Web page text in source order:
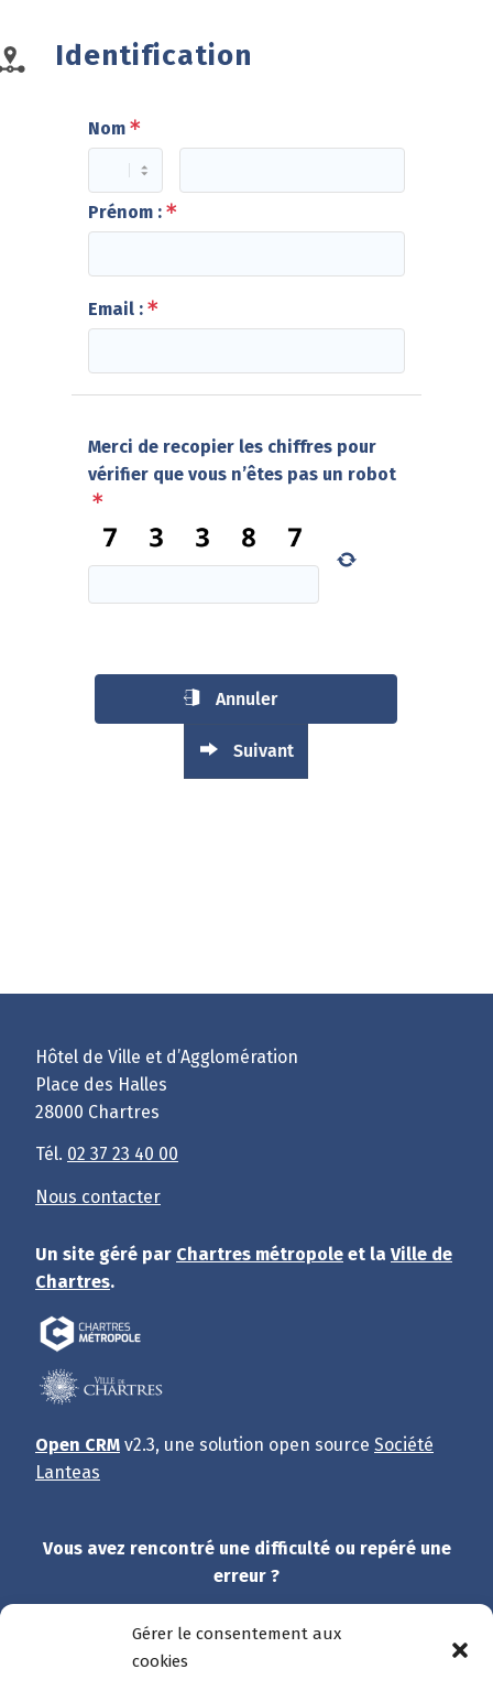
Identification
Nom
Prénom :
Email :
Merci de recopier les chiffres pour
vérifier que vous n’êtes pas un robot
Annuler
Suivant
Gérer le consentement aux
cookies
Hôtel de Ville et d’Agglomération
Place des Halles
28000 Chartres
Tél. 02 37 23 40 00
Nous contacter
Un site géré par Chartres métropole et la Ville de
Chartres.
Open CRM v2.3, une solution open source Société
Lanteas
Vous avez rencontré une difficulté ou repéré une
erreur ?
Dites-nous tout !